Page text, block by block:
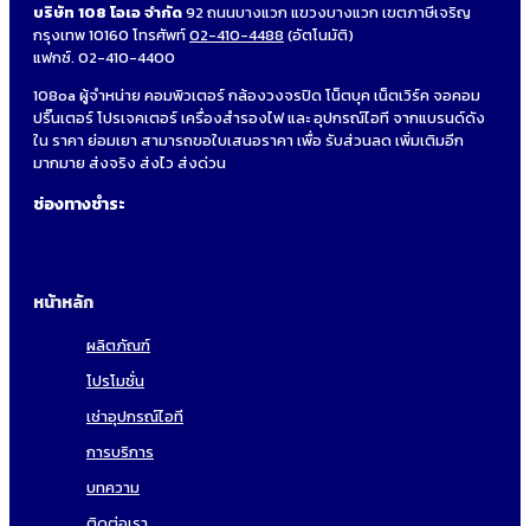
บริษัท 108 โอเอ จำกัด92 ถนนบางแวก แขวงบางแวก เขตภาษีเจริญ
กรุงเทพ 10160 โทรศัพท์02-410-4488 (อัตโนมัติ)
แฟกซ์. 02-410-4400
108oa ผู้จำหน่าย คอมพิวเตอร์ กล้องวงจรปิด โน็ตบุค เน็ตเวิร์ค จอคอม
ปริ๊นเตอร์ โปรเจคเตอร์ เครื่องสำรองไฟ และ อุปกรณ์ไอที จากแบรนด์ดัง
ใน ราคา ย่อมเยา สามารถขอใบเสนอราคา เพื่อ รับส่วนลด เพิ่มเติมอีก
มากมาย ส่งจริง ส่งไว ส่งด่วน
ช่องทางชำระ
หน้าหลัก
ผลิตภัณฑ์
โปรโมชั่น
เช่าอุปกรณ์ไอที
การบริการ
บทความ